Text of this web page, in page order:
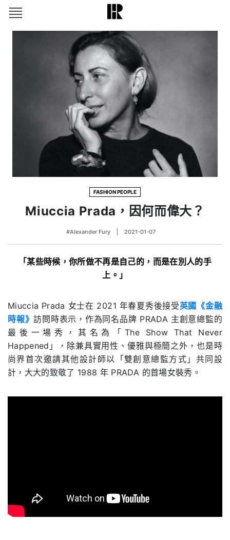
FASHION PEOPLE
Miuccia Prada，因何而偉大？
#Alexander Fury 2021-01-07
「某些時候，你所做不再是自己的，而是在別人的手
上。」
Miuccia Prada 女士在 2021 年春夏秀後接受英國《金融
時報》訪問時表示，作為同名品牌 PRADA 主創意總監的
最後一場秀，其名為「The Show That Never
Happened 」，除兼具實用性、優雅與極簡之外，也是時
尚界首次邀請其他設計師以「雙創意總監方式」共同設
計，大大的致敬了 1988 年 PRADA 的首場女裝秀。